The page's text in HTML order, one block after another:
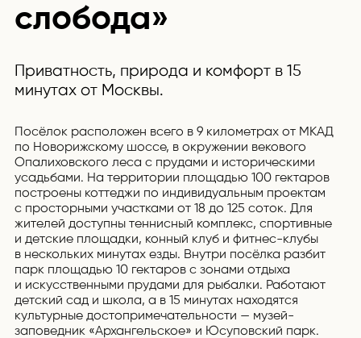
слобода»
Приватность, природа и комфорт в 15
минутах от Москвы.
Посёлок расположен всего в 9 километрах от МКАД
по Новорижскому шоссе, в окружении векового
Опалиховского леса с прудами и историческими
усадьбами. На территории площадью 100 гектаров
построены коттеджи по индивидуальным проектам
с просторными участками от 18 до 125 соток. Для
жителей доступны теннисный комплекс, спортивные
и детские площадки, конный клуб и фитнес-клубы
в нескольких минутах езды. Внутри посёлка разбит
парк площадью 10 гектаров с зонами отдыха
и искусственными прудами для рыбалки. Работают
детский сад и школа, а в 15 минутах находятся
культурные достопримечательности — музей-
заповедник «Архангельское» и Юсуповский парк.